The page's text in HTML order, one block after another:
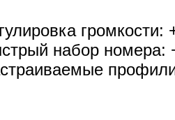
громкости:
набор номера: